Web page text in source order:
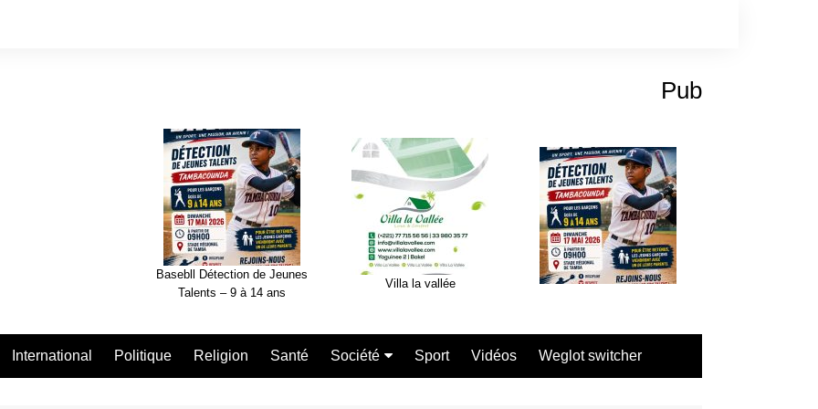
Pub
Basebll Détection de Jeunes
Talents – 9 à 14 ans
Villa la vallée
International Politique Religion Santé Société Sport Vidéos Weglot switcher